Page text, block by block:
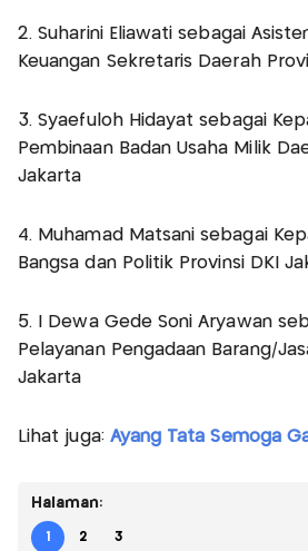
2. Suharini Eliawati sebagai
Keuangan Sekretaris Daerah
3. Syaefuloh Hidayat sebagai
Pembinaan Badan Usaha Milik
Jakarta
4. Muhamad Matsani sebagai
Bangsa dan Politik Provinsi DKI
5. I Dewa Gede Soni Aryawan
Pelayanan Pengadaan Barang/
Jakarta
Lihat juga: Ayang Tata Semoga
Halaman:
1 2 3